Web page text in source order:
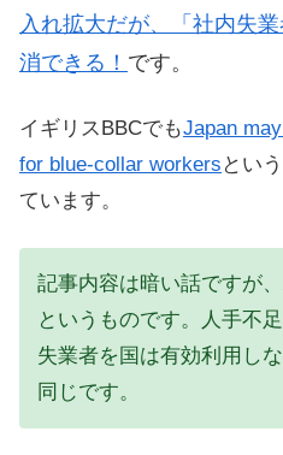
入れ拡大だが、「社内失
消できる！ です。
イギリスBBCでもJapan
for blue-collar workers とい
ています。
記事内容は暗い話ですが、
というものです。人手不
失業者を国は有効利用し
同じです。